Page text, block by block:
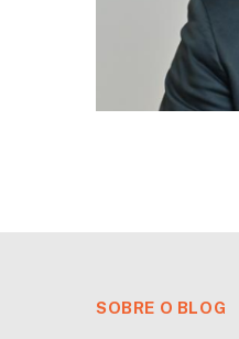
SOBRE O BLOG